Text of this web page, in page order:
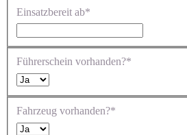
Einsatzbereit ab*
Führerschein vorhanden?*
Fahrzeug vorhanden?*